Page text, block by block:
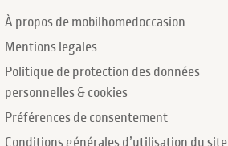
À propos de mobilhomedoccasion
Mentions legales
Politique de protection des données
personnelles & cookies
Préférences de consentement
Conditions générales d’utilisation du site